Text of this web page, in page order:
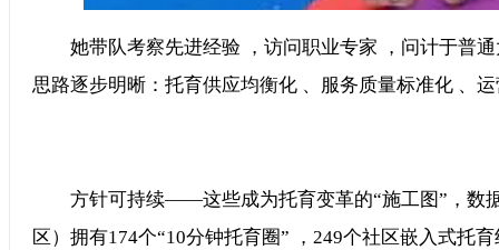
她带队考察先进经验 ，访问职业专家 ，问计于普通大
思路逐步明晰：托育供应均衡化 、服务质量标准化 、
方针可持续——这些成为托育变革的“施工图”，数据见
区）拥有174个“10分钟托育圈” ，249个社区嵌入式托育组